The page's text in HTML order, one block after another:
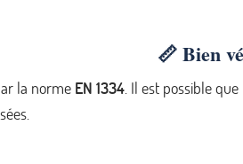
📏 Bien
la norme EN 1334. Il est possible